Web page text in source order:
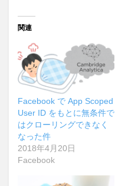
関連
Facebook で App Scoped
User ID をもとに無条件で
はクローリングできなく
なった件
2018年4月20日
Facebook